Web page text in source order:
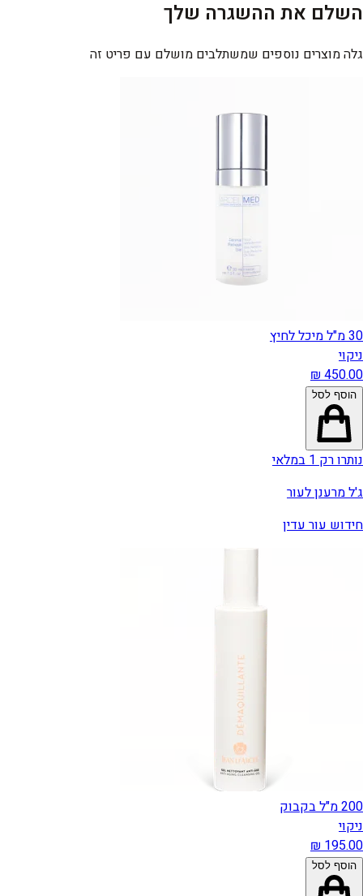
השלם את ההשגרה שלך
גלה מוצרים נוספים שמשתלבים מושלם עם פריט זה
30 מ"ל מיכל לחיץ
ניקוי
הוסף לסל
נותרו רק 1 במלאי
ג'ל מרענן לעור
חידוש עור עדין
200 מ"ל בקבוק
ניקוי
הוסף לסל